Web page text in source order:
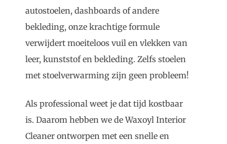
autostoelen, dashboards of andere
bekleding, onze krachtige formule
verwijdert moeiteloos vuil en vlekken van
leer, kunststof en bekleding. Zelfs stoelen
met stoelverwarming zijn geen probleem!
Als professional weet je dat tijd kostbaar
is. Daarom hebben we de Waxoyl Interior
Cleaner ontworpen met een snelle en